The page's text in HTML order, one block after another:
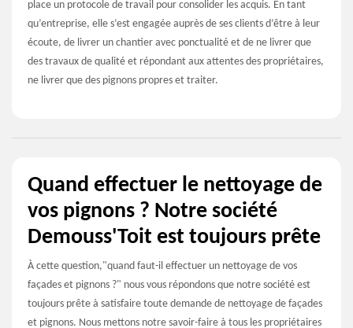
place un protocole de travail pour consolider les acquis. En tant
qu’entreprise, elle s’est engagée auprès de ses clients d’être à leur
écoute, de livrer un chantier avec ponctualité et de ne livrer que
des travaux de qualité et répondant aux attentes des propriétaires,
ne livrer que des pignons propres et traiter.
Quand effectuer le nettoyage de
vos pignons ? Notre société
Demouss'Toit est toujours prête
À cette question,"quand faut-il effectuer un nettoyage de vos
façades et pignons ?" nous vous répondons que notre société est
toujours prête à satisfaire toute demande de nettoyage de façades
et pignons. Nous mettons notre savoir-faire à tous les propriétaires